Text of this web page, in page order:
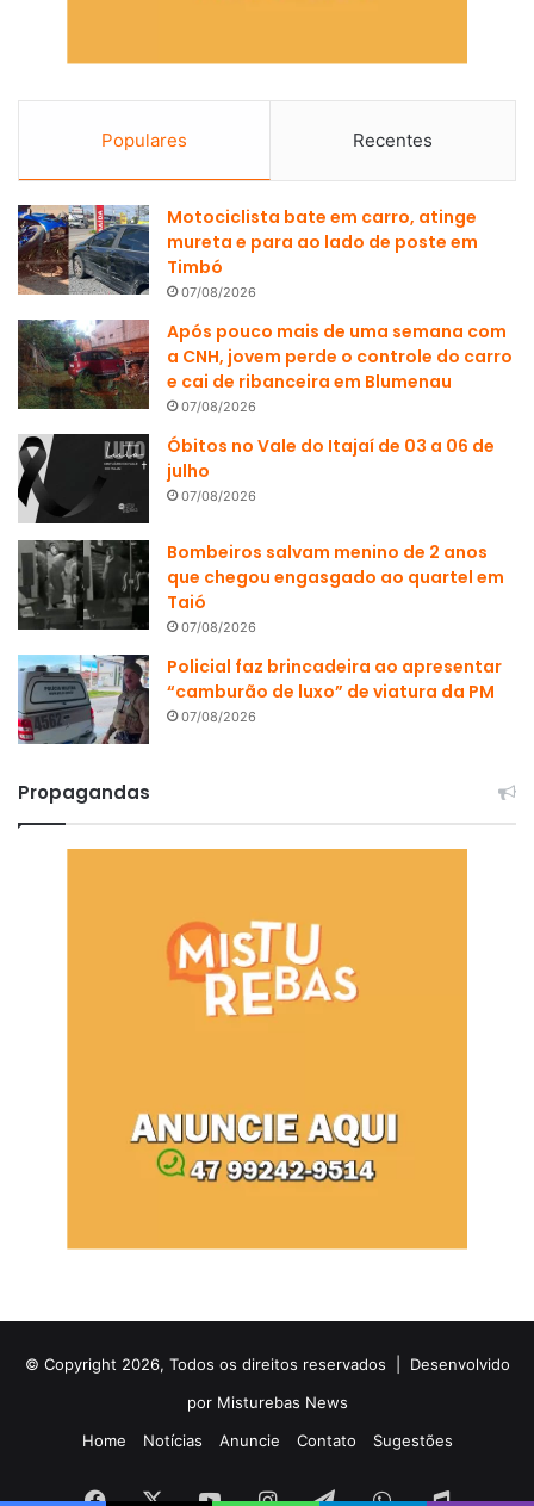
Populares Recentes
Motociclista bate em carro, atinge
mureta e para ao lado de poste em
Timbó
07/08/2026
Após pouco mais de uma semana com
a CNH, jovem perde o controle do carro
e cai de ribanceira em Blumenau
07/08/2026
Óbitos no Vale do Itajaí de 03 a 06 de
julho
07/08/2026
Bombeiros salvam menino de 2 anos
que chegou engasgado ao quartel em
Taió
07/08/2026
Policial faz brincadeira ao apresentar
“camburão de luxo” de viatura da PM
07/08/2026
Propagandas
© Copyright 2026, Todos os direitos reservados | Desenvolvido
por Misturebas News
Home
Notícias Anuncie Contato Sugestões
Facebook
X YouTubeInstagramTelegramWhatsApp